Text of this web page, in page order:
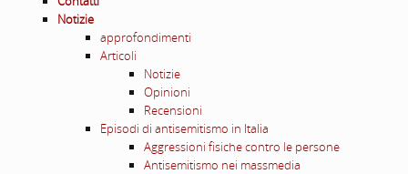
Notizie
approfondimenti
Articoli
Notizie
Opinioni
Recensioni
Episodi di antisemitismo in Italia
Aggressioni fisiche contro le persone
Antisemitismo nei massmedia